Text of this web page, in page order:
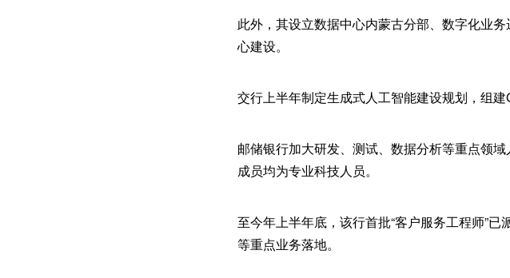
此外，其设立数据中心内蒙古分部、数字化业
心建设。
交行上半年制定生成式人工智能建设规划，组建
邮储银行加大研发、测试、数据分析等重点领
成员均为专业科技人员。
至今年上半年底，该行首批“客户服务工程师”
等重点业务落地。